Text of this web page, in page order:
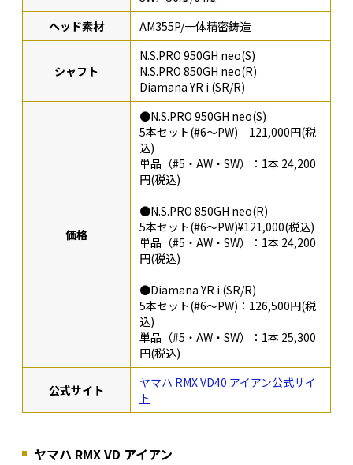
ヘッド素材
AM355P/一体精密鋳造
シャフト
N.S.PRO 950GH neo(S)
N.S.PRO 850GH neo(R)
Diamana YR i (SR/R)
価格
●N.S.PRO 950GH neo(S)
5本セット(#6～PW) 121,000円(税
込)
単品（#5・AW・SW）：1本 24,200
円(税込)
●N.S.PRO 850GH neo(R)
5本セット(#6～PW)¥121,000(税込)
単品（#5・AW・SW）：1本 24,200
円(税込)
●Diamana YR i (SR/R)
5本セット(#6～PW)：126,500円(税
込)
単品（#5・AW・SW）：1本 25,300
円(税込)
公式サイト
ヤマハ RMX VD40 アイアン公式サイ
ト
ヤマハ RMX VD アイアン